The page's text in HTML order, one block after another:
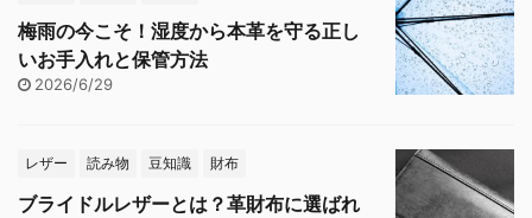
梅雨の今こそ！湿度から本革を守る正し
いお手入れと保管方法
2026/6/29
レザー 読み物 豆知識 財布
ブライドルレザーとは？革財布に選ばれ